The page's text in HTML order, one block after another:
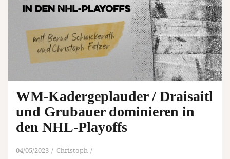
WM-Kadergeplauder / Draisaitl
und Grubauer dominieren in
den NHL-Playoffs
04/05/2023 Christoph